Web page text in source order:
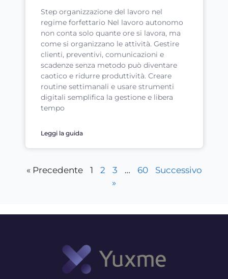
Step organizzazione del lavoro nel
regime forfettario Nel lavoro autonomo
non conta solo quante ore si lavora, ma
come si organizzano le attività. Gestire
clienti, preventivi, comunicazioni e
scadenze senza metodo può diventare
caotico e ridurre produttività. Creare
routine settimanali e usare strumenti
digitali semplifica la gestione e libera
tempo
Leggi la guida
« Precedente 1 2 3 … 60
Successivo
»